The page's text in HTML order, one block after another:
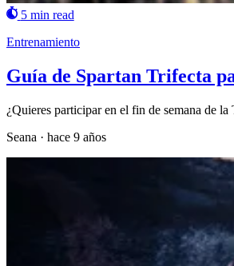
5 min read
Entrenamiento
Guía de Spartan Trifecta
¿Quieres participar en el fin de semana de
Seana · hace 9 años